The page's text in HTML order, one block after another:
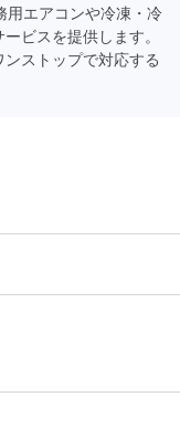
用エアコンや冷凍・冷
ビスを提供します。
ストップで対応する